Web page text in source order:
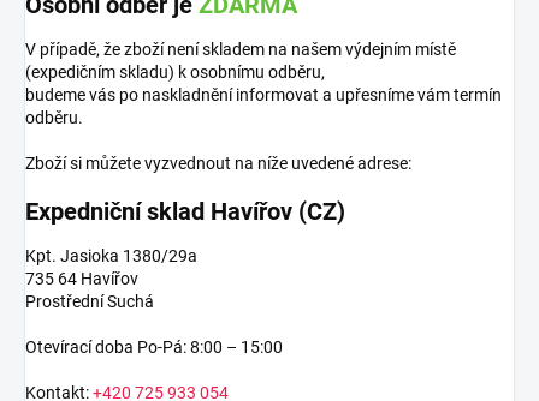
V případě, že zboží není skladem na našem výdejním místě
(expedičním skladu) k osobnímu odběru,
budeme vás po naskladnění informovat a upřesníme vám termín
odběru.
Zboží si můžete vyzvednout na níže uvedené adrese:
Expedniční sklad Havířov (CZ)
Kpt. Jasioka 1380/29a
735 64 Havířov
Prostřední Suchá
Otevírací doba Po-Pá: 8:00 – 15:00
Kontakt:+420 725 933 054